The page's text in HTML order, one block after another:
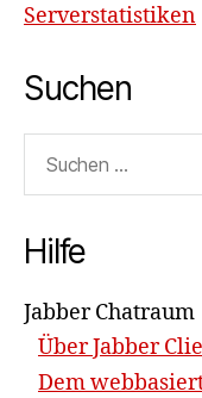
Serverstatistiken
Suchen
nach:
Hilfe
Jabber Chatraum
Über Jabber
Dem